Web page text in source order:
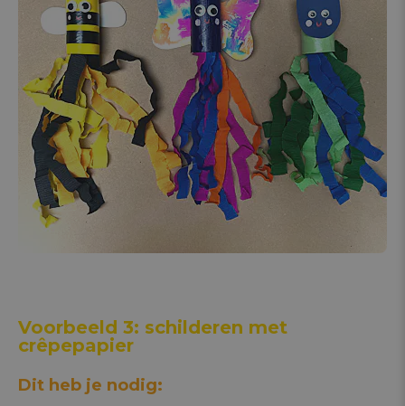
Voorbeeld 3: schilderen met
crêpepapier
Dit heb je nodig: